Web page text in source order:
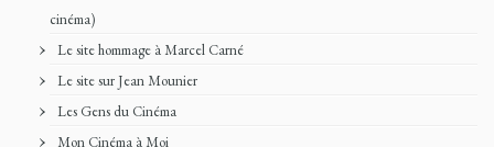
cinéma)
Le site hommage à Marcel Carné
Le site sur Jean Mounier
Les Gens du Cinéma
Mon Cinéma à Moi